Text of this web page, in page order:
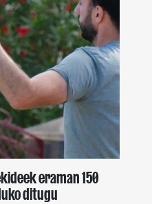
eraman 150
ditugu